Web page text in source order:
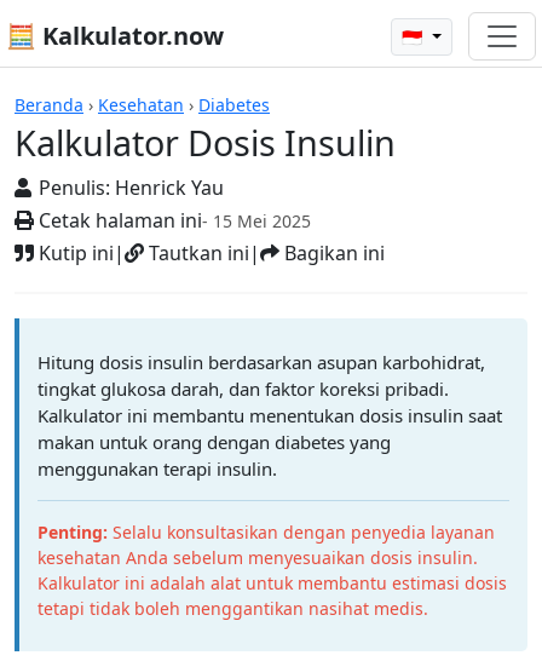
🧮 Kalkulator.now 🇮🇩
Beranda › Kesehatan › Diabetes
Kalkulator Dosis Insulin
Penulis: Henrick Yau
Cetak halaman ini- 15 Mei 2025
Kutip ini| Tautkan ini| Bagikan ini
Kalkulator-kalkulator
Hitung dosis insulin berdasarkan asupan karbohidrat,
tingkat glukosa darah, dan faktor koreksi pribadi.
Kalkulator ini membantu menentukan dosis insulin saat
makan untuk orang dengan diabetes yang
menggunakan terapi insulin.
Penting: Selalu konsultasikan dengan penyedia layanan
kesehatan Anda sebelum menyesuaikan dosis insulin.
Kalkulator ini adalah alat untuk membantu estimasi dosis
tetapi tidak boleh menggantikan nasihat medis.